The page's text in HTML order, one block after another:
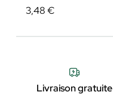
3,48 €
Livraison gratuite